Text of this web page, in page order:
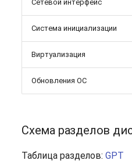
Сетевой интерфейс
Система инициализации
Виртуализация
Обновления ОС
Схема разделов
Таблица разделов: GPT